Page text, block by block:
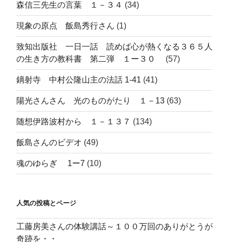
森信三先生の言葉 １－３４ (34)
現象の原点 飯島秀行さん (1)
致知出版社 一日一話 読めば心が熱くなる３６５人
の生き方の教科書 第二弾 １ー３０
(57)
鏑射寺 中村公隆山主の法話 1-41 (41)
陽光さんさん 光のものがたり １－13 (63)
随想伊路波村から １－１３７ (134)
飯島さんのビデオ (49)
魂のゆらぎ 1ー7 (10)
人気の投稿とページ
工藤房美さんの体験講話～１００万回のありがとうが
奇跡を・・